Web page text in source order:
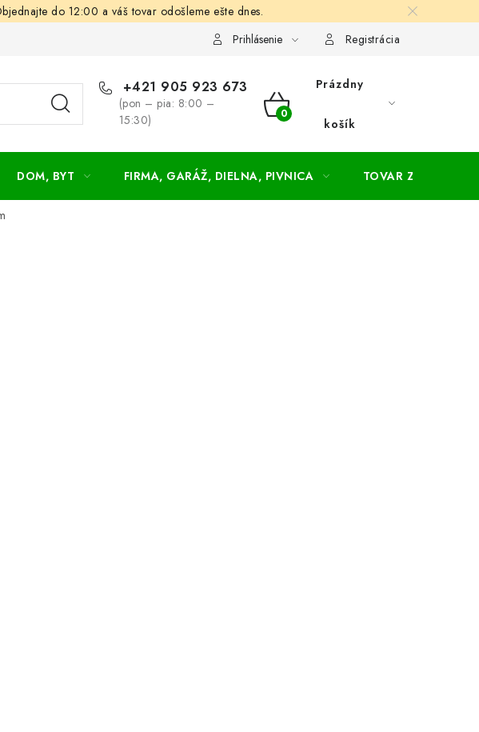
do 12:00 a váš tovar odošleme ešte dnes.
zmluvy Obchodné a dodacie podmienky Zásady ochrany osobných údajov
Prihlásenie Registrácia
+421 905 923 673
(pon – pia: 8:00 –
15:30)
NÁKUPNÝ
Prázdny
košík
DOM, BYT FIRMA, GARÁŽ, DIELNA, PIVNICA TOVAR ZA